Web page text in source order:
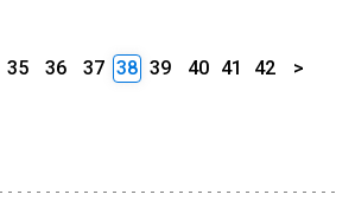
35 36 37 38 39 40 41 42 >